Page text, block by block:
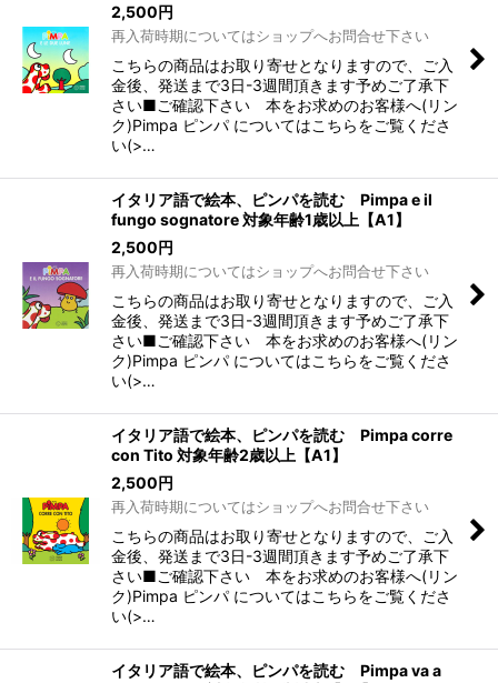
2,500円
再入荷時期についてはショップへお問合せ下さい
こちらの商品はお取り寄せとなりますので、ご入
金後、発送まで3日-3週間頂きます予めご了承下
さい■ご確認下さい 本をお求めのお客様へ(リン
ク)Pimpa ピンパ についてはこちらをご覧くださ
い(>…
イタリア語で絵本、ピンパを読む Pimpa e il
fungo sognatore 対象年齢1歳以上【A1】
2,500円
再入荷時期についてはショップへお問合せ下さい
こちらの商品はお取り寄せとなりますので、ご入
金後、発送まで3日-3週間頂きます予めご了承下
さい■ご確認下さい 本をお求めのお客様へ(リン
ク)Pimpa ピンパ についてはこちらをご覧くださ
い(>…
イタリア語で絵本、ピンパを読む Pimpa corre
con Tito 対象年齢2歳以上【A1】
2,500円
再入荷時期についてはショップへお問合せ下さい
こちらの商品はお取り寄せとなりますので、ご入
金後、発送まで3日-3週間頂きます予めご了承下
さい■ご確認下さい 本をお求めのお客様へ(リン
ク)Pimpa ピンパ についてはこちらをご覧くださ
い(>…
イタリア語で絵本、ピンパを読む Pimpa va a